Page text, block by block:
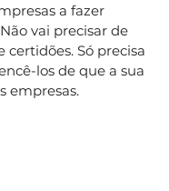
a fazer
vai precisar de
Só precisa
los de que a sua
empresas.